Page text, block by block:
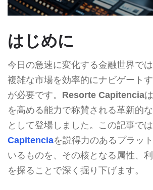
はじめに
今日の急速に変化する金融世界で
複雑な市場を効率的にナビゲート
が必要です。 Resorte Capitencia
を高める能力で称賛される革新的
として登場しました。この記事では
Capitenciaを説得力のあるプラッ
いるものを、その核となる属性、
を探ることで深く掘り下げます。